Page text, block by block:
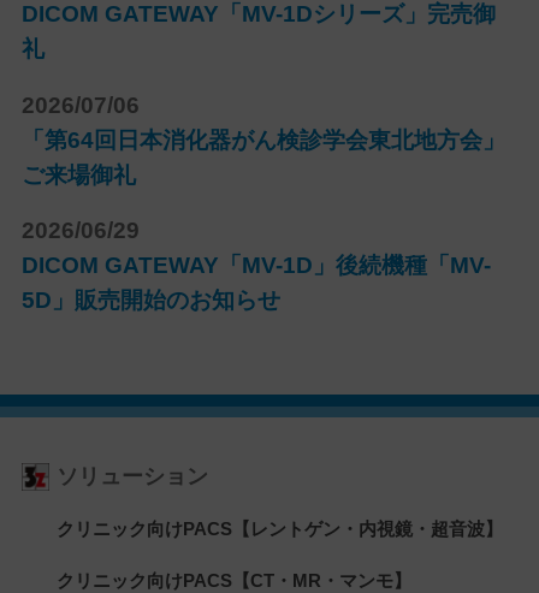
DICOM GATEWAY「MV-1Dシリーズ」完売御
礼
2026/07/06
「第64回日本消化器がん検診学会東北地方会」
ご来場御礼
2026/06/29
DICOM GATEWAY「MV-1D」後続機種「MV-
5D」販売開始のお知らせ
ソリューション
クリニック向けPACS【レントゲン・内視鏡・超音波】
クリニック向けPACS【CT・MR・マンモ】